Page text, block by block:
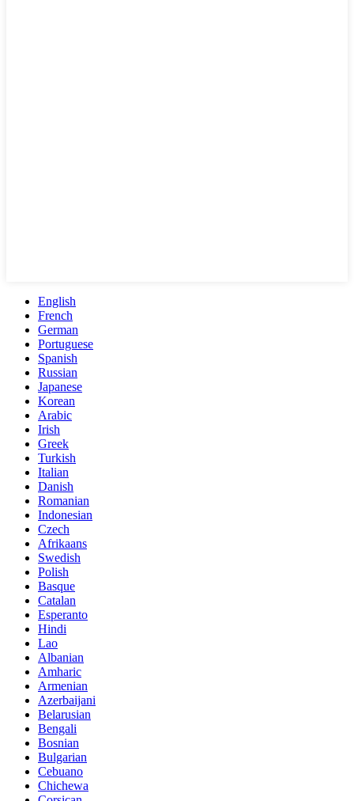
English
French
German
Portuguese
Spanish
Russian
Japanese
Korean
Arabic
Irish
Greek
Turkish
Italian
Danish
Romanian
Indonesian
Czech
Afrikaans
Swedish
Polish
Basque
Catalan
Esperanto
Hindi
Lao
Albanian
Amharic
Armenian
Azerbaijani
Belarusian
Bengali
Bosnian
Bulgarian
Cebuano
Chichewa